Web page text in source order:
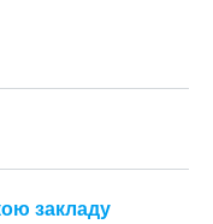
закладу